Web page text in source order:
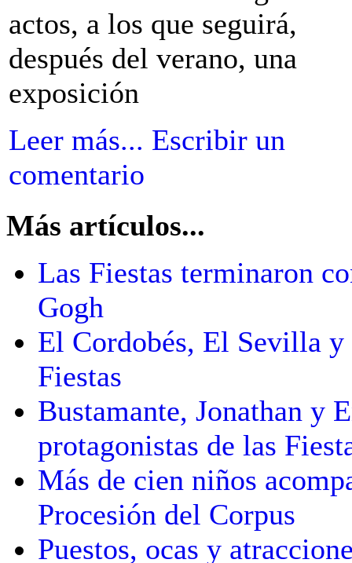
actos, a los que seguirá,
después del verano, una
exposición
Leer más... Escribir un
comentario
Más artículos...
Las Fiestas terminaron
Gogh
El Cordobés, El Sevilla
Fiestas
Bustamante, Jonathan y
protagonistas de las
Más de cien niños
Procesión del Corpus
Puestos, ocas y